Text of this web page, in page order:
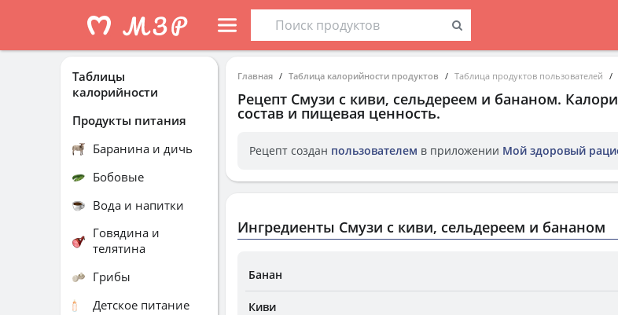
Главная Таблица калорийности продуктов Таблица продуктов пользователей
Рецепт Смузи с киви, сельдереем и бананом.
состав и пищевая ценность.
Рецепт создан пользователем в приложении Мой здоровый
Ингредиенты Смузи с киви, сельдереем и бананом
Банан
Киви
Таблицы
калорийности
Продукты питания
Баранина и дичь
Бобовые
Вода и напитки
Говядина и
телятина
Грибы
Детское питание